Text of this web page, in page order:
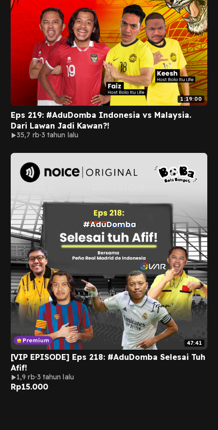
1:19:00
Eps 219: #AduDomba Indonesia vs Malaysia.
Dari Lawan Jadi Kawan?!
35,7 rb 3 tahun lalu
47:41
[VIP EPISODE] Eps 218: #AduDomba Selesai Tuh
Afif!
1,9 rb 3 tahun lalu
Rp15.000